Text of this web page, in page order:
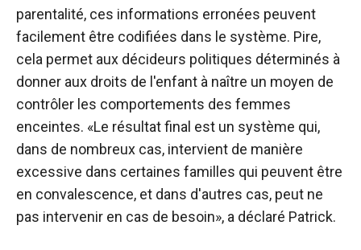
parentalité, ces informations erronées peuvent
facilement être codifiées dans le système. Pire,
cela permet aux décideurs politiques déterminés à
donner aux droits de l'enfant à naître un moyen de
contrôler les comportements des femmes
enceintes. «Le résultat final est un système qui,
dans de nombreux cas, intervient de manière
excessive dans certaines familles qui peuvent être
en convalescence, et dans d'autres cas, peut ne
pas intervenir en cas de besoin», a déclaré Patrick.